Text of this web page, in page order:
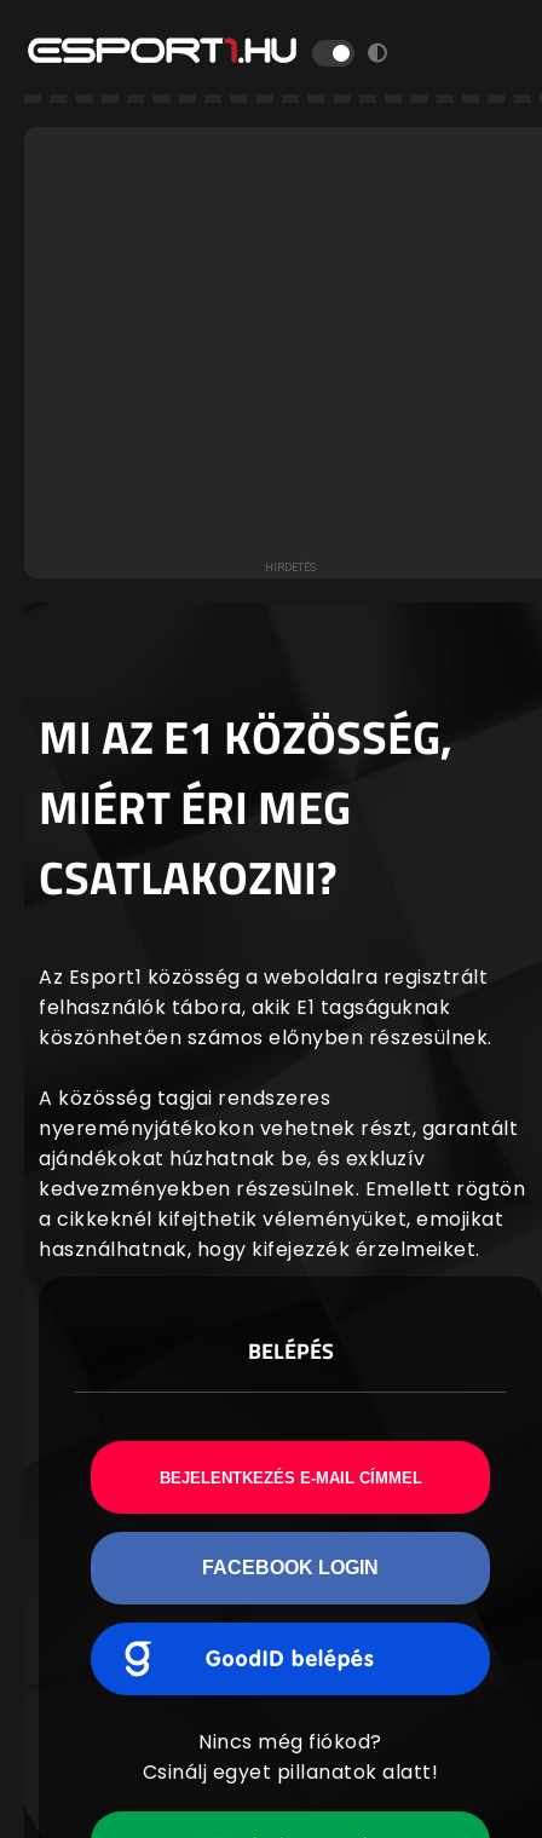
MI AZ E1 KÖZÖSSÉG,
MIÉRT ÉRI MEG
CSATLAKOZNI?
Az Esport1 közösség a weboldalra regisztrált
felhasználók tábora, akik E1 tagságuknak
köszönhetően számos előnyben részesülnek.
A közösség tagjai rendszeres
nyereményjátékokon vehetnek részt, garantált
ajándékokat húzhatnak be, és exkluzív
kedvezményekben részesülnek. Emellett rögtön
a cikkeknél kifejthetik véleményüket, emojikat
használhatnak, hogy kifejezzék érzelmeiket.
BELÉPÉS
BEJELENTKEZÉS E-MAIL CÍMMEL
FACEBOOK LOGIN
Nincs még fiókod?
Csinálj egyet pillanatok alatt!